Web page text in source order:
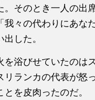
。そのとき一人の出
我々の代わりにあな
した。
を浴びせていたのは
リランカの代表が怒
を皮肉ったのだ。